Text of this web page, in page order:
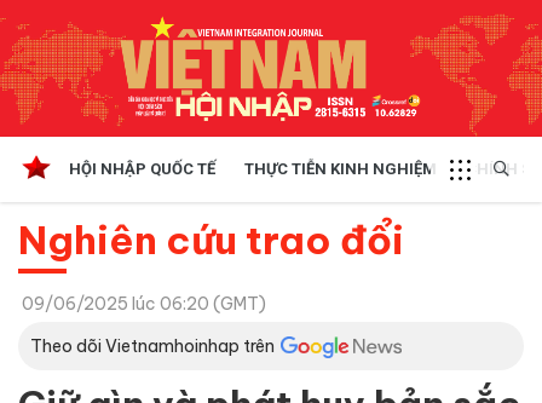
HỘI NHẬP QUỐC TẾ THỰC TIỄN KINH NGHIỆM CHÍNH
Nghiên cứu trao đổi
09/06/2025 lúc 06:20 (GMT)
Theo dõi Vietnamhoinhap trên